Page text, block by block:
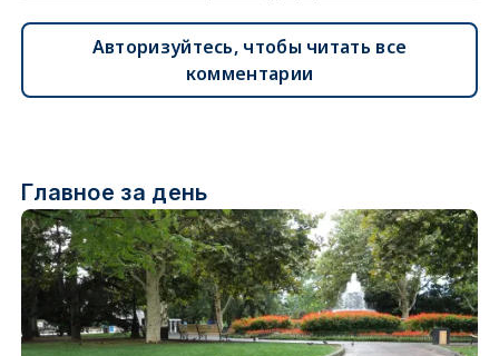
Авторизуйтесь, чтобы читать все
комментарии
Главное за день